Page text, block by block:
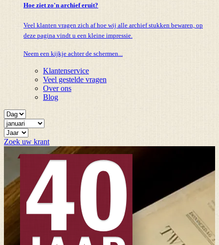
Hoe ziet zo'n archief eruit?
Veel klanten vragen zich af hoe wij alle archief stukken bewaren, op
deze pagina vindt u een kleine impressie.
Neem een kijkje achter de schermen...
Klantenservice
Veel gestelde vragen
Over ons
Blog
Zoek uw krant